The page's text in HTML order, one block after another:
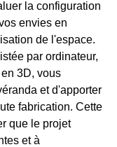
la configuration
envies en
de l'espace.
par ordinateur,
3D, vous
et d'apporter
fabrication. Cette
que le projet
et à